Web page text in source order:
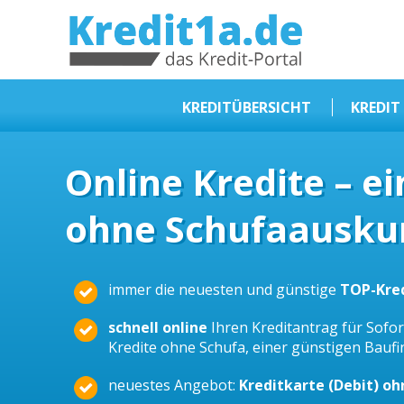
KREDIT1A.DE
KREDITÜBERSICHT
Kredit ohne Schufa
Baufinanzierungen
Kleinkredit
Beamtendarlehen
Online Kredite –
ohne
immer die neuesten und günstige TOP-
schnell online Ihren Kreditantrag für
Kredite ohne Schufa, einer günstigen
neuestes Angebot: Kreditkarte (Debit)